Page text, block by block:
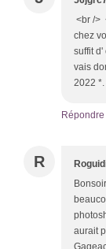
<br />
chez
suffit
vais
2022 *.
Répondre
R
aurait